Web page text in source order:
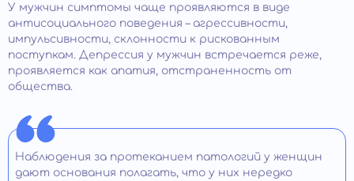
У мужчин симптомы чаще проявляются в виде
антисоциального поведения – агрессивности,
импульсивности, склонности к рискованным
поступкам. Депрессия у мужчин встречается реже,
проявляется как апатия, отстраненность от
общества.
Наблюдения за протеканием патологий у женщин
дают основания полагать, что у них нередко